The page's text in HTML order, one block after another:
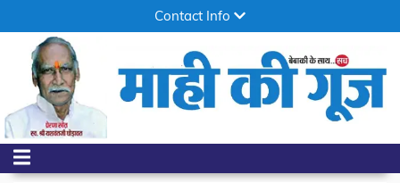
Contact Info